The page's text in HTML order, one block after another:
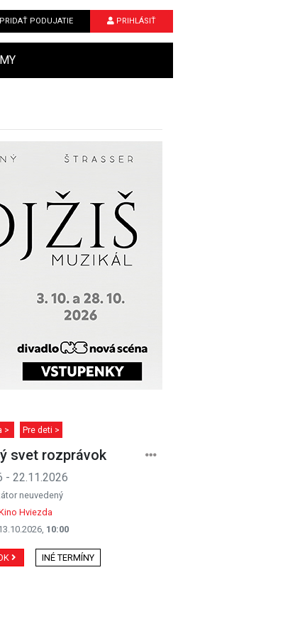
PRIDAŤ PODUJATIE PRIHLÁSIŤ
> Pre deti >
svet rozprávok
- 22.11.2026
neuvedený
Hviezda
10:00
INÉ TERMÍNY